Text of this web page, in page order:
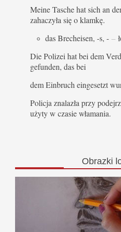
Meine Tasche hat sich an
zahaczyła się o klamkę.
das Brecheisen, -s, - –
Die Polizei hat bei dem
gefunden, das bei
dem Einbruch eingesetzt
Policja znalazła przy
użyty w czasie włamania.
Obrazki